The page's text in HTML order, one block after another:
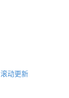
滚动更新